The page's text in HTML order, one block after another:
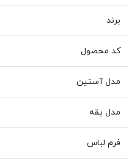
برند
کد محصول
مدل آستین
مدل یقه
فرم لباس